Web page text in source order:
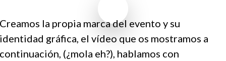
Creamos la propia marca del evento y su
identidad gráfica, el vídeo que os mostramos a
continuación, (¿mola eh?), hablamos con